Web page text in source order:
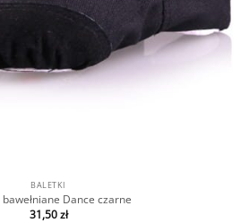
BALETKI
Dance czarne
31,50zł